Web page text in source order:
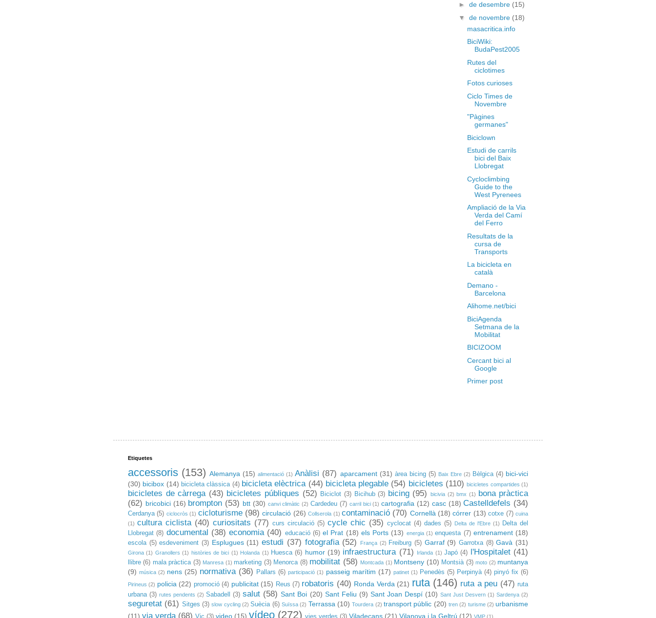
► de desembre (15)
▼ de novembre (18)
masacritica.info
BiciWiki:
BudaPest2005
Rutes del
ciclotimes
Fotos curioses
Ciclo Times de
Novembre
"Pàgines
germanes"
Biciclown
Estudi de carrils
bici del Baix
Llobregat
Cycloclimbing
Guide to the
West Pyrenees
Ampliació de la Via
Verda del Camí
del Ferro
Resultats de la
cursa de
Transports
La bicicleta en
català
Demano -
Barcelona
Alihome.net/bici
BiciAgenda
Setmana de la
Mobilitat
BICIZOOM
Cercant bici al
Google
Primer post
Etiquetes
accessoris (153) Alemanya (15) alimentació (1) Anàlisi (87) aparcament (31) àrea bicing (5) Baix Ebre (2) Bèlgica (4) bici-vici
(30) bicibox (14) bicicleta clàssica (4) bicicleta elèctrica (44) bicicleta plegable (54) bicicletes (110) bicicletes compartides (1)
bicicletes de càrrega (43) bicicletes públiques (52) Biciclot (3) Bicihub (3) bicing (95) bicivia (2) bmx (1) bona pràctica
(62) bricobici (16) brompton (53) btt (30) canvi climàtic (2) Cardedeu (7) carril bici (1) cartografia (12) casc (18) Castelldefels (34)
Cerdanya (5) ciclocròs (1) cicloturisme (98) circulació (26) Collserola (1) contaminació (70) Cornellà (18) córrer (13) cotxe (7) cuina
(1) cultura ciclista (40) curiositats (77) curs circulació (5) cycle chic (35) cyclocat (4) dades (5) Delta de l'Ebre (1)
Delta del
Llobregat (8) documental (38) economia (40) educació (6) el Prat (18) els Ports (13) energia (1) enquesta (7) entrenament (18)
escola (5) esdeveniment (3) Esplugues (11) estudi (37) fotografia (52) França (2) Freiburg (5) Garraf (9) Garrotxa (8) Gavà (31)
Girona (1) Granollers (1) històries de bici (1) Holanda (1) Huesca (6) humor (19) infraestructura (71) Irlanda (1) Japó (4) l'Hospitalet (41)
llibre (6) mala pràctica (3) Manresa (1) marketing (3) Menorca (8) mobilitat (58) Montcada (1) Montseny (10) Montsià (3) moto (2) muntanya
(9) música (2) nens (25) normativa (36) Pallars (6) participació (1) passeig marítim (17) patinet (1) Penedès (5) Perpinyà (4) pinyó fix (6)
Pirineus (2) policia (22) promoció (4) publicitat (15) Reus (7) robatoris (40) Ronda Verda (21) ruta (146) ruta a peu (47) ruta
urbana (3) rutes pendents (2) Sabadell (3) salut (58) Sant Boi (20) Sant Feliu (9) Sant Joan Despí (10) Sant Just Desvern (1) Sardenya (2)
seguretat (61) Sitges (3) slow cycling (2) Suècia (6) Suïssa (2) Terrassa (10) Tourdera (2) transport públic (20) tren (2) turisme (2) urbanisme
(11) via verda (68) Vic (3) video (15) vídeo (272) vies verdes (3) Viladecans (21) Vilanova i la Geltrú (12) VMP (1)